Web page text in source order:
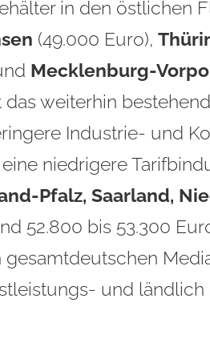
in den östlichen
(49.000 Euro),
Mecklenburg-
weiterhin
Industrie- und
niedrigere
Pfalz, Saarland,
52.800 bis 53.300
und